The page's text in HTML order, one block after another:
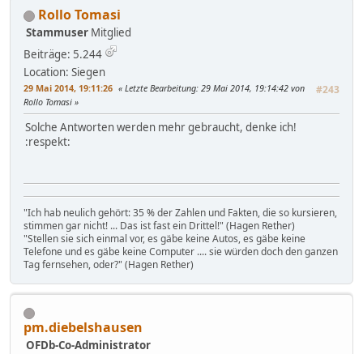
Rollo Tomasi
Stammuser Mitglied
Beiträge: 5.244
Location: Siegen
29 Mai 2014, 19:11:26 #243
Letzte Bearbeitung: 29 Mai 2014, 19:14:42 von
Rollo Tomasi
Solche Antworten werden mehr gebraucht, denke ich!
:respekt:
"Ich hab neulich gehört: 35 % der Zahlen und Fakten, die so kursieren,
stimmen gar nicht! ... Das ist fast ein Drittel!" (Hagen Rether)
"Stellen sie sich einmal vor, es gäbe keine Autos, es gäbe keine
Telefone und es gäbe keine Computer .... sie würden doch den ganzen
Tag fernsehen, oder?" (Hagen Rether)
pm.diebelshausen
OFDb-Co-Administrator